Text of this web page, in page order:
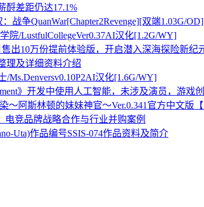
酹差距仍达17.1%
战争QuanWar[Chapter2Revenge][双端1.03G/OD]
院/LustfulCollegeVer0.37AI汉化[1.2G/WY]
售出10万份提前体验版，开启潜入深海探险新纪
理及详细资料介绍
/Ms.Denversv0.10P2AI汉化[1.6G/WY]
》开发中使用人工智能，未涉及演员，游戏
～阿斯林顿的妹妹神官～Ver.0.341官方中文版
电竞品牌战略合作与行业并购案例
Uta)作品编号SSIS-074作品资料及简介